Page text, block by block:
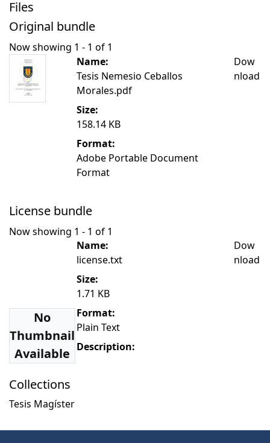
Files
Original bundle
Now showing 1 - 1 of 1
Name:
Tesis Nemesio Ceballos
Morales.pdf
Size:
158.14 KB
Format:
Adobe Portable Document
Format
Dow
nload
License bundle
Now showing 1 - 1 of 1
No
Thumbnail
Available
Name:
license.txt
Size:
1.71 KB
Format:
Plain Text
Description:
Dow
nload
Collections
Tesis Magíster